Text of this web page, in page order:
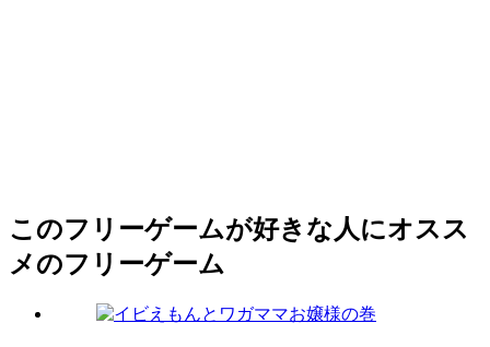
このフリーゲームが好きな人にオスス
メのフリーゲーム